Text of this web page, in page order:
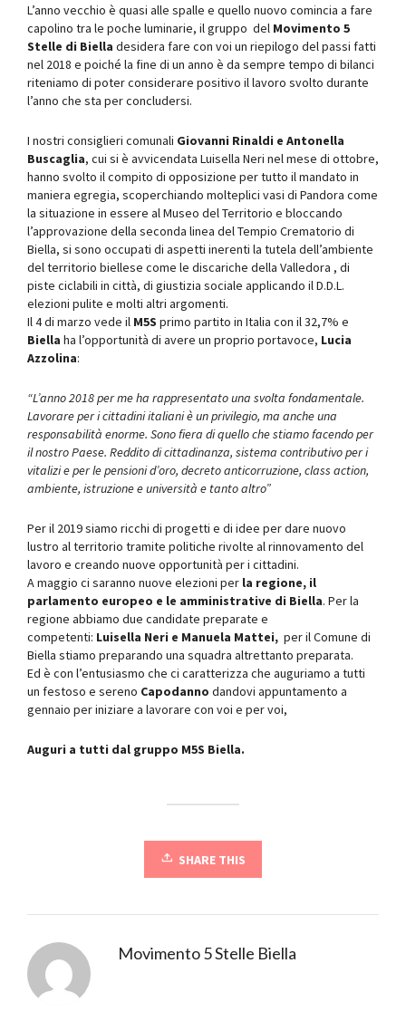
L’anno vecchio è quasi alle spalle e quello nuovo comincia a fare
capolino tra le poche luminarie, il gruppo del Movimento 5
Stelle di Biella desidera fare con voi un riepilogo del passi fatti
nel 2018 e poiché la fine di un anno è da sempre tempo di bilanci
riteniamo di poter considerare positivo il lavoro svolto durante
l’anno che sta per concludersi.
I nostri consiglieri comunali Giovanni Rinaldi e Antonella
Buscaglia, cui si è avvicendata Luisella Neri nel mese di ottobre,
hanno svolto il compito di opposizione per tutto il mandato in
maniera egregia, scoperchiando molteplici vasi di Pandora come
la situazione in essere al Museo del Territorio e bloccando
l’approvazione della seconda linea del Tempio Crematorio di
Biella, si sono occupati di aspetti inerenti la tutela dell’ambiente
del territorio biellese come le discariche della Valledora , di
piste ciclabili in città, di giustizia sociale applicando il D.D.L.
elezioni pulite e molti altri argomenti.
Il 4 di marzo vede il M5S primo partito in Italia con il 32,7% e
Biella ha l’opportunità di avere un proprio portavoce, Lucia
Azzolina:
“L’anno 2018 per me ha rappresentato una svolta fondamentale.
Lavorare per i cittadini italiani è un privilegio, ma anche una
responsabilità enorme. Sono fiera di quello che stiamo facendo per
il nostro Paese. Reddito di cittadinanza, sistema contributivo per i
vitalizi e per le pensioni d’oro, decreto anticorruzione, class action,
ambiente, istruzione e università e tanto altro”
Per il 2019 siamo ricchi di progetti e di idee per dare nuovo
lustro al territorio tramite politiche rivolte al rinnovamento del
lavoro e creando nuove opportunità per i cittadini.
A maggio ci saranno nuove elezioni per la regione, il
parlamento europeo e le amministrative di Biella. Per la
regione abbiamo due candidate preparate e
competenti: Luisella Neri e Manuela Mattei, per il Comune di
Biella stiamo preparando una squadra altrettanto preparata.
Ed è con l’entusiasmo che ci caratterizza che auguriamo a tutti
un festoso e sereno Capodanno dandovi appuntamento a
gennaio per iniziare a lavorare con voi e per voi,
Auguri a tutti dal gruppo M5S Biella.
SHARE THIS
Movimento 5 Stelle Biella